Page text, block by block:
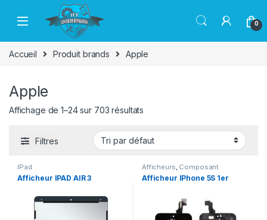
Passer à la navigation
Aller au contenu
0
Accueil Produit brands Apple
Apple
Affichage de 1–24 sur 703 résultats
Filtres
IPad
Afficheur IPAD AIR 3
Afficheurs, Composant
Smartphone,iPhone
Afficheur IPhone 5S 1er